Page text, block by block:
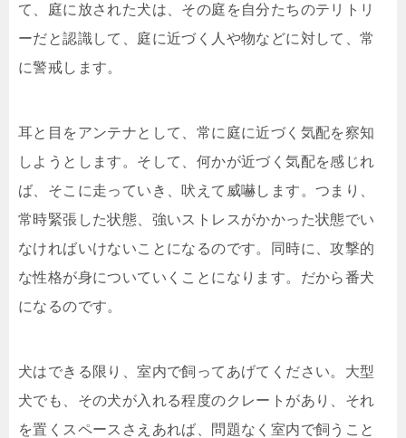
て、庭に放された犬は、その庭を自分たちのテリトリ
ーだと認識して、庭に近づく人や物などに対して、常
に警戒します。
耳と目をアンテナとして、常に庭に近づく気配を察知
しようとします。そして、何かが近づく気配を感じれ
ば、そこに走っていき、吠えて威嚇します。つまり、
常時緊張した状態、強いストレスがかかった状態でい
なければいけないことになるのです。同時に、攻撃的
な性格が身についていくことになります。だから番犬
になるのです。
犬はできる限り、室内で飼ってあげてください。大型
犬でも、その犬が入れる程度のクレートがあり、それ
を置くスペースさえあれば、問題なく室内で飼うこと